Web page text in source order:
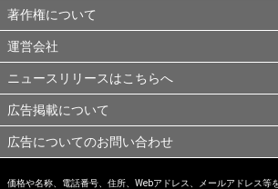
著作権について
運営会社
ニュースリリースはこちらへ
広告掲載について
広告についてのお問い合わせ
価格や名称、電話番号、住所、Webアドレス、メールアドレス等